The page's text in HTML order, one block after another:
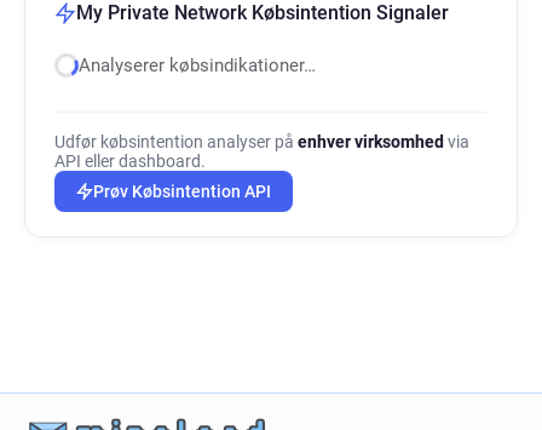
My Private Network Købsintention Signaler
Analyserer købsindikationer…
Udfør købsintention analyser på enhver virksomhed via
API eller dashboard.
Prøv Købsintention API